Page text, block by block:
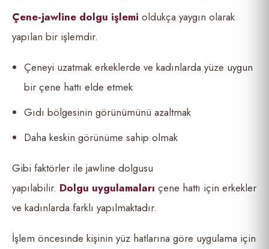
Çene-jawline dolgu işlemi oldukça yaygın olarak
yapılan bir işlemdir.
Çeneyi uzatmak erkeklerde ve kadınlarda yüze uygun
bir çene hattı elde etmek
Gıdı bölgesinin görünümünü azaltmak
Daha keskin görünüme sahip olmak
Gibi faktörler ile jawline dolgusu
yapılabilir. Dolgu uygulamaları çene hattı için erkekler
ve kadınlarda farklı yapılmaktadır.
İşlem öncesinde kişinin yüz hatlarına göre uygulama için